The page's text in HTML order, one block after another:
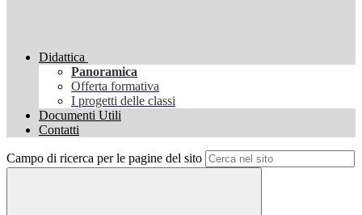
Didattica
Panoramica
Offerta formativa
I progetti delle classi
Documenti Utili
Contatti
Campo di ricerca per le pagine del sito